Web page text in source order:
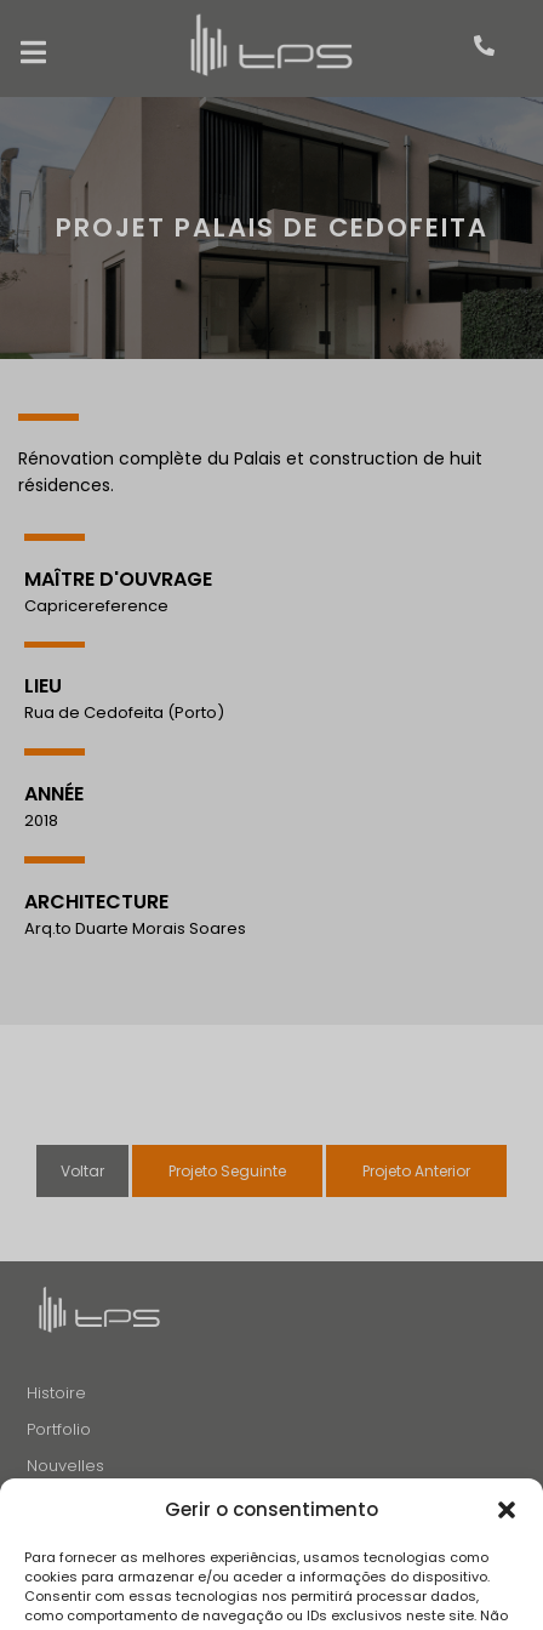
Gerir o consentimento
Para fornecer as melhores experiências, usamos tecnologias como
cookies para armazenar e/ou aceder a informações do dispositivo.
Consentir com essas tecnologias nos permitirá processar dados,
como comportamento de navegação ou IDs exclusivos neste site. Não
PROJET PALAIS DE CEDOFEITA
Rénovation complète du Palais et construction de huit
résidences.
MAÎTRE D'OUVRAGE
Capricereference
LIEU
Rua de Cedofeita (Porto)
ANNÉE
2018
ARCHITECTURE
Arq.to Duarte Morais Soares
Voltar Projeto Seguinte Projeto Anterior
Histoire
Portfolio
Nouvelles
Projets et Initiatives
Contacts